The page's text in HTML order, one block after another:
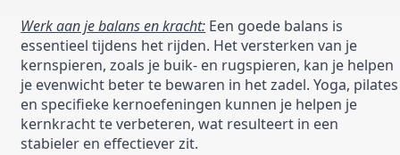
Werk aan je balans en kracht: Een goede balans is
essentieel tijdens het rijden. Het versterken van je
kernspieren, zoals je buik- en rugspieren, kan je helpen
je evenwicht beter te bewaren in het zadel. Yoga, pilates
en specifieke kernoefeningen kunnen je helpen je
kernkracht te verbeteren, wat resulteert in een
stabieler en effectiever zit.